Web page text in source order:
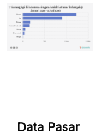
Data Pasar